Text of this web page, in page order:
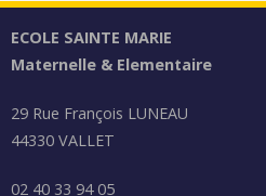
ECOLE SAINTE MARIE
Maternelle & Elementaire
29 Rue François LUNEAU
44330 VALLET
02 40 33 94 05